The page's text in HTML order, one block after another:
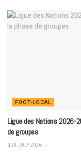
FOOT-LOCAL
Ligue des Nations 2026-
de groupes
24 JULY 2026